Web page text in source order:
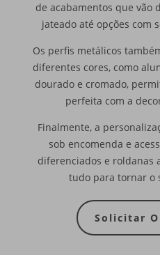
de acabamentos que vão
jateado até opções com
Os perfis metálicos
diferentes cores, como
dourado e cromado,
perfeita com a
Finalmente, a
sob encomenda e
diferenciados e roldanas
tudo para tornar o
Solicitar